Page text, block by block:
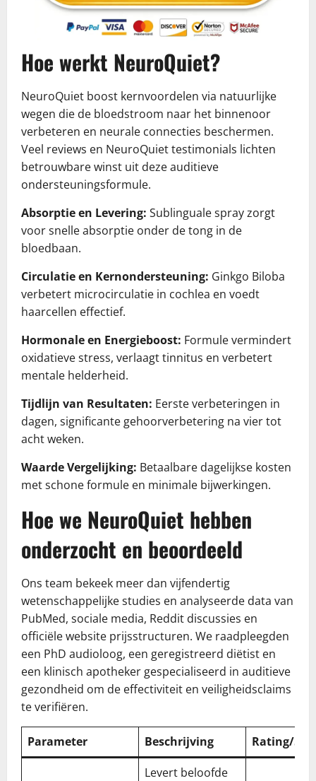
Hoe werkt NeuroQuiet?
NeuroQuiet boost kernvoordelen via natuurlijke
wegen die de bloedstroom naar het binnenoor
verbeteren en neurale connecties beschermen.
Veel reviews en NeuroQuiet testimonials lichten
betrouwbare winst uit deze auditieve
ondersteuningsformule.
Absorptie en Levering: Sublinguale spray zorgt
voor snelle absorptie onder de tong in de
bloedbaan.
Circulatie en Kernondersteuning: Ginkgo Biloba
verbetert microcirculatie in cochlea en voedt
haarcellen effectief.
Hormonale en Energieboost: Formule vermindert
oxidatieve stress, verlaagt tinnitus en verbetert
mentale helderheid.
Tijdlijn van Resultaten: Eerste verbeteringen in
dagen, significante gehoorverbetering na vier tot
acht weken.
Waarde Vergelijking: Betaalbare dagelijkse kosten
met schone formule en minimale bijwerkingen.
Hoe we NeuroQuiet hebben
onderzocht en beoordeeld
Ons team bekeek meer dan vijfendertig
wetenschappelijke studies en analyseerde data van
PubMed, sociale media, Reddit discussies en
officiële website prijsstructuren. We raadpleegden
een PhD audioloog, een geregistreerd diëtist en
een klinisch apotheker gespecialiseerd in auditieve
gezondheid om de effectiviteit en veiligheidsclaims
te verifiëren.
Parameter Beschrijving Rating/5
Levert beloofde